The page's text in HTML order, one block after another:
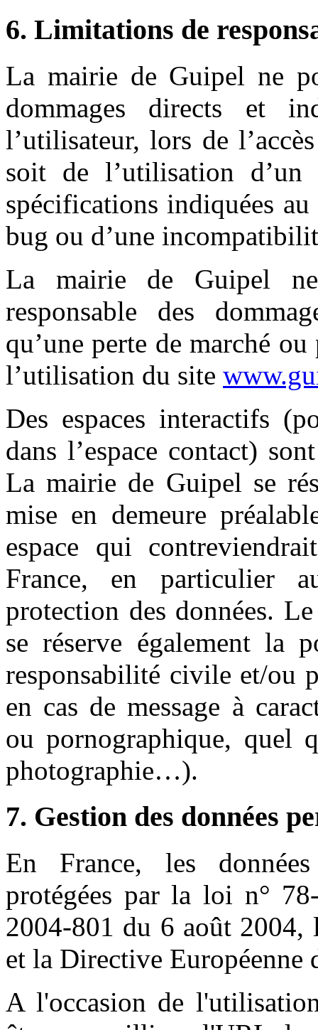
6. Limitations de
La mairie de Guipel ne
dommages directs et
l’utilisateur, lors de
soit de l’utilisation d’un
spécifications indiquées
bug ou d’une
La mairie de Guipel
responsable des
qu’une perte de marché
l’utilisation du site
Des espaces interactifs
dans l’espace contact)
La mairie de Guipel se
mise en demeure
espace qui
France, en particulier
protection des données.
se réserve également la
responsabilité civile et/ou
en cas de message à
ou pornographique, quel
photographie…).
7. Gestion des données
En France, les
protégées par la loi n°
2004-801 du 6 août
et la Directive Européenne
A l'occasion de